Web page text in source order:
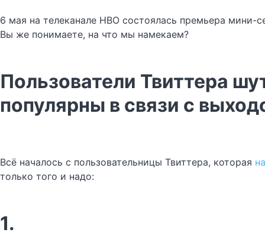
6 мая на телеканале HBO состоялась премьера
Вы же понимаете, на что мы намекаем?
Пользователи Твиттера
популярны в связи с
Всё началось с пользовательницы Твиттера, которая
только того и надо:
1.